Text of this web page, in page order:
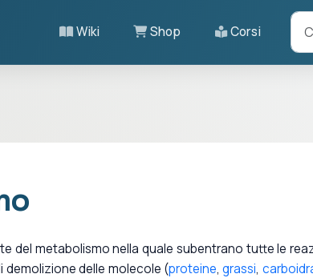
Wiki Shop Corsi
del metabolismo nella quale subentrano tutte le
demolizione delle molecole (proteine,grassi,